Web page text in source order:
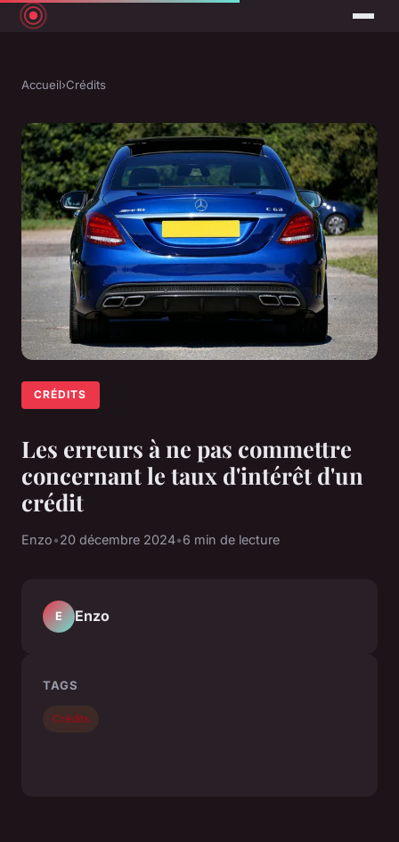
Accueil›Crédits
CRÉDITS
Les erreurs à ne pas commettre
concernant le taux d'intérêt d'un
crédit
Enzo•20 décembre 2024•6 min de lecture
E Enzo
TAGS
Crédits